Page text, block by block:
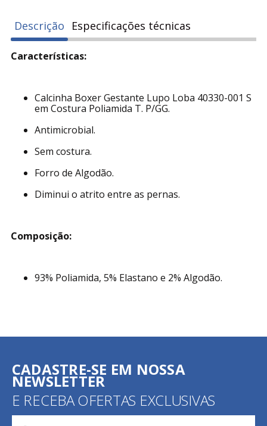
Descrição Especificações técnicas
Características:
Calcinha Boxer Gestante Lupo Loba 40330-001 S
em Costura Poliamida T. P/GG.
Antimicrobial.
Sem costura.
Forro de Algodão.
Diminui o atrito entre as pernas.
Composição:
93% Poliamida, 5% Elastano e 2% Algodão.
CADASTRE-SE EM NOSSA
NEWSLETTER
E RECEBA OFERTAS EXCLUSIVAS